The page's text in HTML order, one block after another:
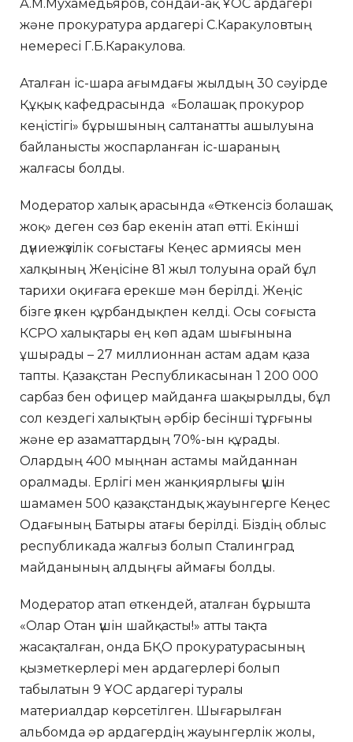
А.М.Мухамедьяров, сондай-ақ ҰОС ардагері
және прокуратура ардагері С.Каракуловтың
немересі Г.Б.Каракулова.
Аталған іс-шара ағымдағы жылдың 30 сәуірде
Құқық кафедрасында «Болашақ прокурор
кеңістігі» бұрышының салтанатты ашылуына
байланысты жоспарланған іс-шараның
жалғасы болды.
Модератор халық арасында «Өткенсіз болашақ
жоқ» деген сөз бар екенін атап өтті. Екінші
дүниежүзілік соғыстағы Кеңес армиясы мен
халқының Жеңісіне 81 жыл толуына орай бұл
тарихи оқиғаға ерекше мән берілді. Жеңіс
бізге үлкен құрбандықпен келді. Осы соғыста
КСРО халықтары ең көп адам шығынына
ұшырады – 27 миллионнан астам адам қаза
тапты. Қазақстан Республикасынан 1 200 000
сарбаз бен офицер майданға шақырылды, бұл
сол кездегі халықтың әрбір бесінші тұрғыны
және ер азаматтардың 70%-ын құрады.
Олардың 400 мыңнан астамы майданнан
оралмады. Ерлігі мен жанқиярлығы үшін
шамамен 500 қазақстандық жауынгерге Кеңес
Одағының Батыры атағы берілді. Біздің облыс
республикада жалғыз болып Сталинград
майданының алдыңғы аймағы болды.
Модератор атап өткендей, аталған бұрышта
«Олар Отан үшін шайқасты!» атты тақта
жасақталған, онда БҚО прокуратурасының
қызметкерлері мен ардагерлері болып
табылатын 9 ҰОС ардагері туралы
материалдар көрсетілген. Шығарылған
альбомда әр ардагердің жауынгерлік жолы,